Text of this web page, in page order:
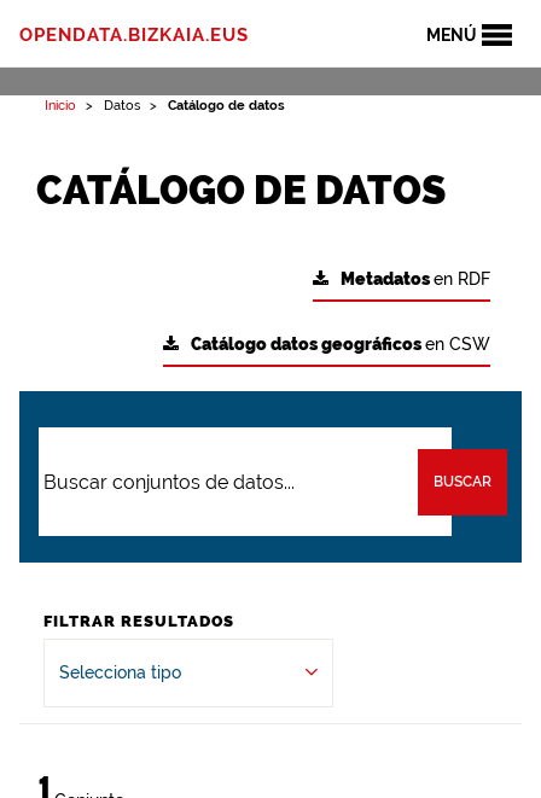
MENÚ
OPENDATA.BIZKAIA.EUS
Inicio Datos Catálogo de datos
CATÁLOGO DE DATOS
Metadatosen RDF
Catálogo datos geográficosen CSW
BUSCAR
FILTRAR RESULTADOS
Selecciona tipo